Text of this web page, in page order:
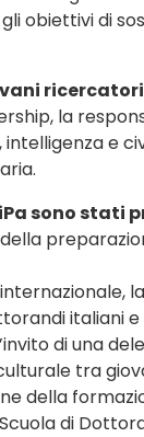
obiettivi di
ricercatori
la
e
sono stati
italiani
di una
tra
della
di